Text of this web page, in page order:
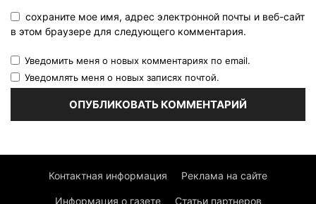
сохраните мое имя, адрес электронной почты и веб-сайт
в этом браузере для следующего комментария.
Уведомить меня о новых комментариях по email.
Уведомлять меня о новых записях почтой.
Контактная информация Реклама на сайте
Информация о газете Статьи партнеров